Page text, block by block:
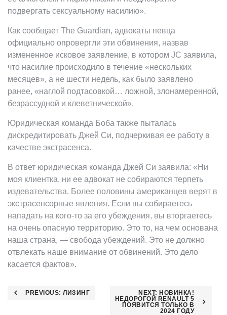
подвергать сексуальному насилию».
Как сообщает The Guardian, адвокаты певца
официально опровергли эти обвинения, назвав
измененное исковое заявление, в котором JC заявила,
что насилие происходило в течение «нескольких
месяцев», а не шести недель, как было заявлено
ранее, «наглой подтасовкой… ложной, злонамеренной,
безрассудной и клеветнической».
Юридическая команда Боба также пыталась
дискредитировать Джей Си, подчеркивая ее работу в
качестве экстрасенса.
В ответ юридическая команда Джей Си заявила: «Ни
моя клиентка, ни ее адвокат не собираются терпеть
издевательства. Более половины американцев верят в
экстрасенсорные явления. Если вы собираетесь
нападать на кого-то за его убеждения, вы вторгаетесь
на очень опасную территорию. Это то, на чем основана
наша страна, — свобода убеждений. Это не должно
отвлекать наше внимание от обвинений. Это дело
касается фактов».
Навигация
PREVIOUS: ЛИЗИНГ NEXT: НОВИНКА!
НЕДОРОГОЙ RENAULT 5
ПОЯВИТСЯ ТОЛЬКО В
2024 ГОДУ